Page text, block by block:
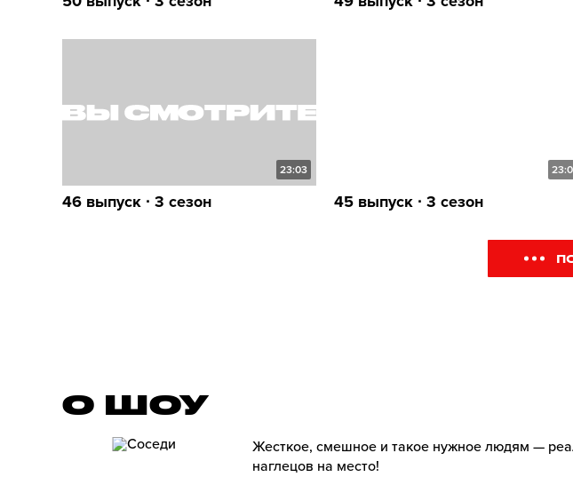
23:03
46 выпуск ∙ 3 сезон 45 выпуск ∙ 3 сезон
О ШОУ
Жесткое, смешное и такое нужное людям —
наглецов на место!